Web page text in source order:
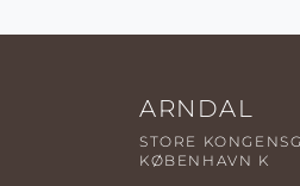
ARNDAL
STORE
KØBENHAVN K